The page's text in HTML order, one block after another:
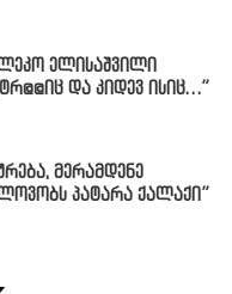
ელისაშვილი
ტრ@@იც და კიდევ ისიც…”
მერამდენე
პატარა ქალაქი”